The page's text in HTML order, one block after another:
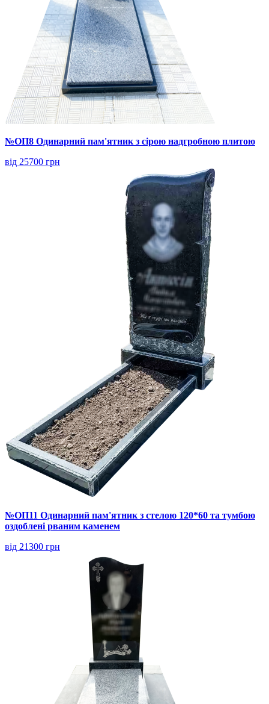
№ОП8 Одинарний пам'ятник з сірою надгробною плитою
від 25700 грн
№ОП11 Одинарний пам'ятник з стелою 120*60 та тумбою
оздоблені рваним каменем
від 21300 грн